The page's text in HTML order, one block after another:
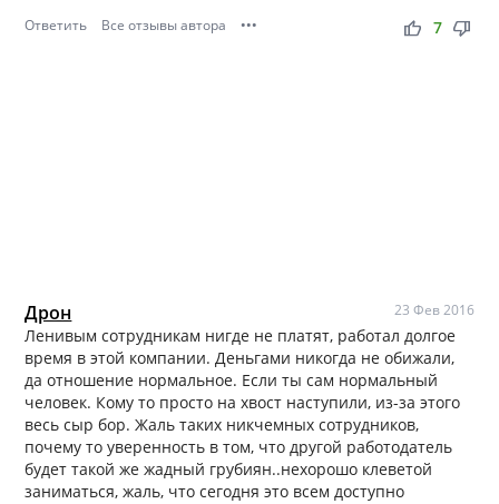
Ответить Все отзывы автора ••• thumb_up thumb_down
7
Дрон 23 Фев 2016
Ленивым сотрудникам нигде не платят, работал долгое
время в этой компании. Деньгами никогда не обижали,
да отношение нормальное. Если ты сам нормальный
человек. Кому то просто на хвост наступили, из-за этого
весь сыр бор. Жаль таких никчемных сотрудников,
почему то уверенность в том, что другой работодатель
будет такой же жадный грубиян..нехорошо клеветой
заниматься, жаль, что сегодня это всем доступно